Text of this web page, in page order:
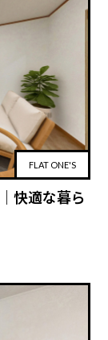
FLAT ONE'S
快適な暮ら